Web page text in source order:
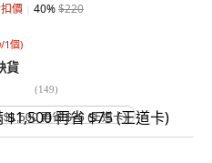
價 40%$220
1個)
貨
(149)
$1,500 再省 $75 (王道卡)